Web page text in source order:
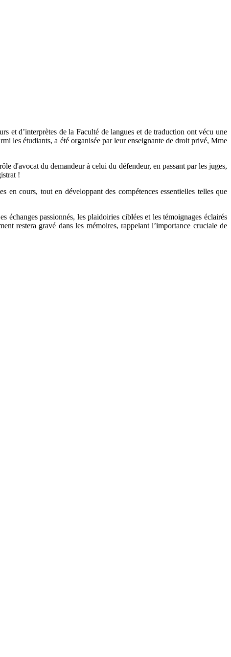
et d’interprètes de la Faculté de langues et de traduction ont vécu une
les étudiants, a été organisée par leur enseignante de droit privé, Mme
d'avocat du demandeur à celui du défendeur, en passant par les juges,
!
en cours, tout en développant des compétences essentielles telles que
passionnés, les plaidoiries ciblées et les témoignages éclairés
restera gravé dans les mémoires, rappelant l’importance cruciale de